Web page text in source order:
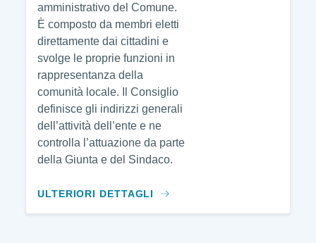
amministrativo del Comune.
È composto da membri eletti
direttamente dai cittadini e
svolge le proprie funzioni in
rappresentanza della
comunità locale. Il Consiglio
definisce gli indirizzi generali
dell’attività dell’ente e ne
controlla l’attuazione da parte
della Giunta e del Sindaco.
ULTERIORI DETTAGLI